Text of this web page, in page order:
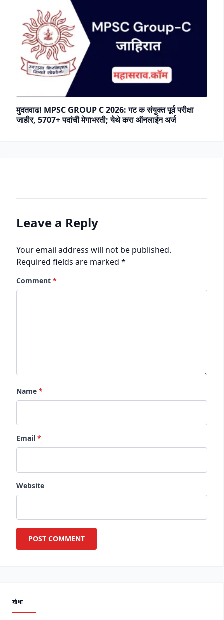
मुदतवाढ! MPSC GROUP C 2026: गट क संयुक्त पूर्व परीक्षा
जाहीर, 5707+ पदांची मेगाभरती; येथे करा ऑनलाईन अर्ज
Leave a Reply
Your email address will not be published.
Required fields are marked *
Comment *
Name *
Email *
Website
शोधा